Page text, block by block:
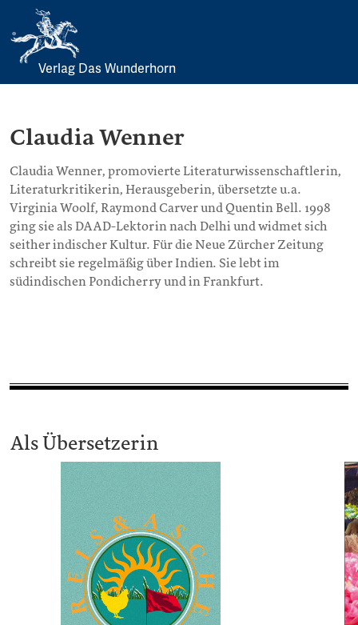
Skip
Verlag Das Wunderhorn
Claudia Wenner
Claudia Wenner, promovierte Literaturwissenschaftlerin,
Literaturkritikerin, Herausgeberin, übersetzte u.a.
Virginia Woolf, Raymond Carver und Quentin Bell. 1998
ging sie als DAAD-Lektorin nach Delhi und widmet sich
seither indischer Kultur. Für die Neue Zürcher Zeitung
schreibt sie regelmäßig über Indien. Sie lebt im
südindischen Pondicherry und in Frankfurt.
Als Übersetzerin